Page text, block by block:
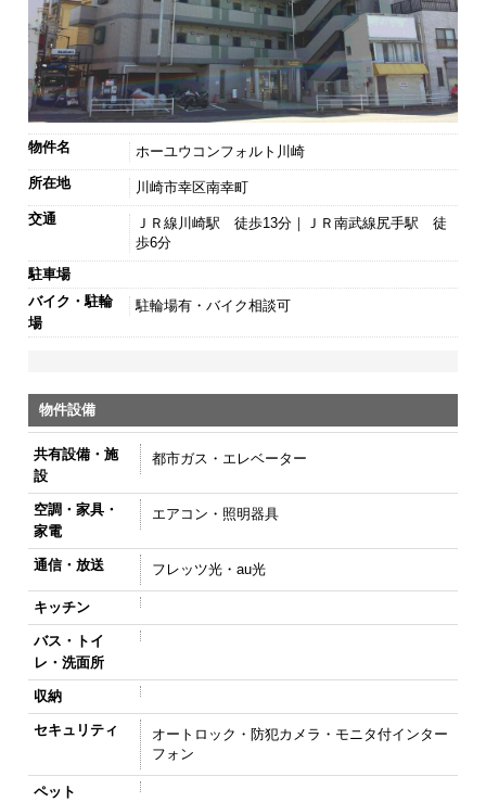
物件名
ホーユウコンフォルト川崎
所在地
川崎市幸区南幸町
交通
ＪＲ線川崎駅 徒歩13分｜ＪＲ南武線尻手駅 徒
歩6分
駐車場
バイク・駐輪
場
駐輪場有・バイク相談可
物件設備
共有設備・施
設
都市ガス・エレベーター
空調・家具・
家電
エアコン・照明器具
通信・放送 フレッツ光・au光
キッチン
バス・トイ
レ・洗面所
収納
セキュリティ
オートロック・防犯カメラ・モニタ付インター
フォン
ペット